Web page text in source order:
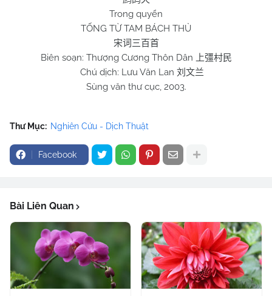
Trong quyển
TỐNG TỪ TAM BÁCH THỦ
宋词三百首
Biên soạn: Thượng Cương Thôn Dân 上彊村民
Chú dịch: Lưu Văn Lan 刘文兰
Sùng văn thư cục, 2003.
Thư Mục: Nghiên Cứu - Dịch Thuật
Facebook
Bài Liên Quan